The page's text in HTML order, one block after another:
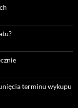
terminu wykupu